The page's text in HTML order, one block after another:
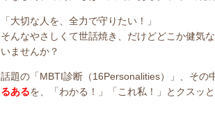
「大切な人を、全力で守りたい！」
そんなやさしくて世話焼き、だけどどこか健気
いませんか？
話題の「MBTI診断（16Personalities）」、その
るあるを、「わかる！」「これ私！」とクスッ